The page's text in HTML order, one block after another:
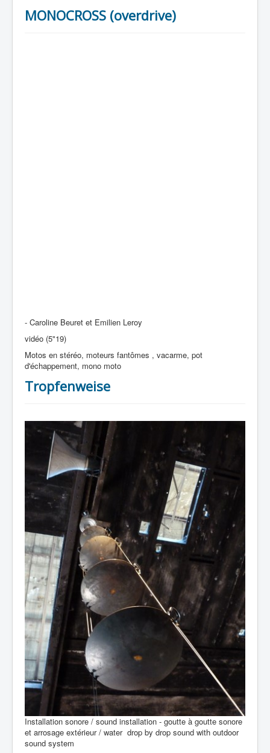
MONOCROSS (overdrive)
- Caroline Beuret et Emilien Leroy
vidéo (5"19)
Motos en stéréo, moteurs fantômes , vacarme, pot
d'échappement, mono moto
Tropfenweise
Installation sonore / sound installation - goutte à goutte sonore
et arrosage extérieur / water drop by drop sound with outdoor
sound system